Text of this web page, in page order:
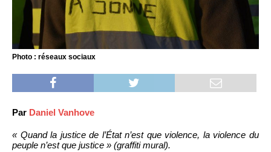
Photo : réseaux sociaux
Par Daniel Vanhove
« Quand la justice de l’État n’est que violence, la violence du
peuple n’est que justice » (graffiti mural).